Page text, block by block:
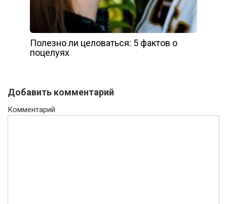
Полезно ли целоваться: 5 фактов о
поцелуях
Добавить комментарий
Комментарий